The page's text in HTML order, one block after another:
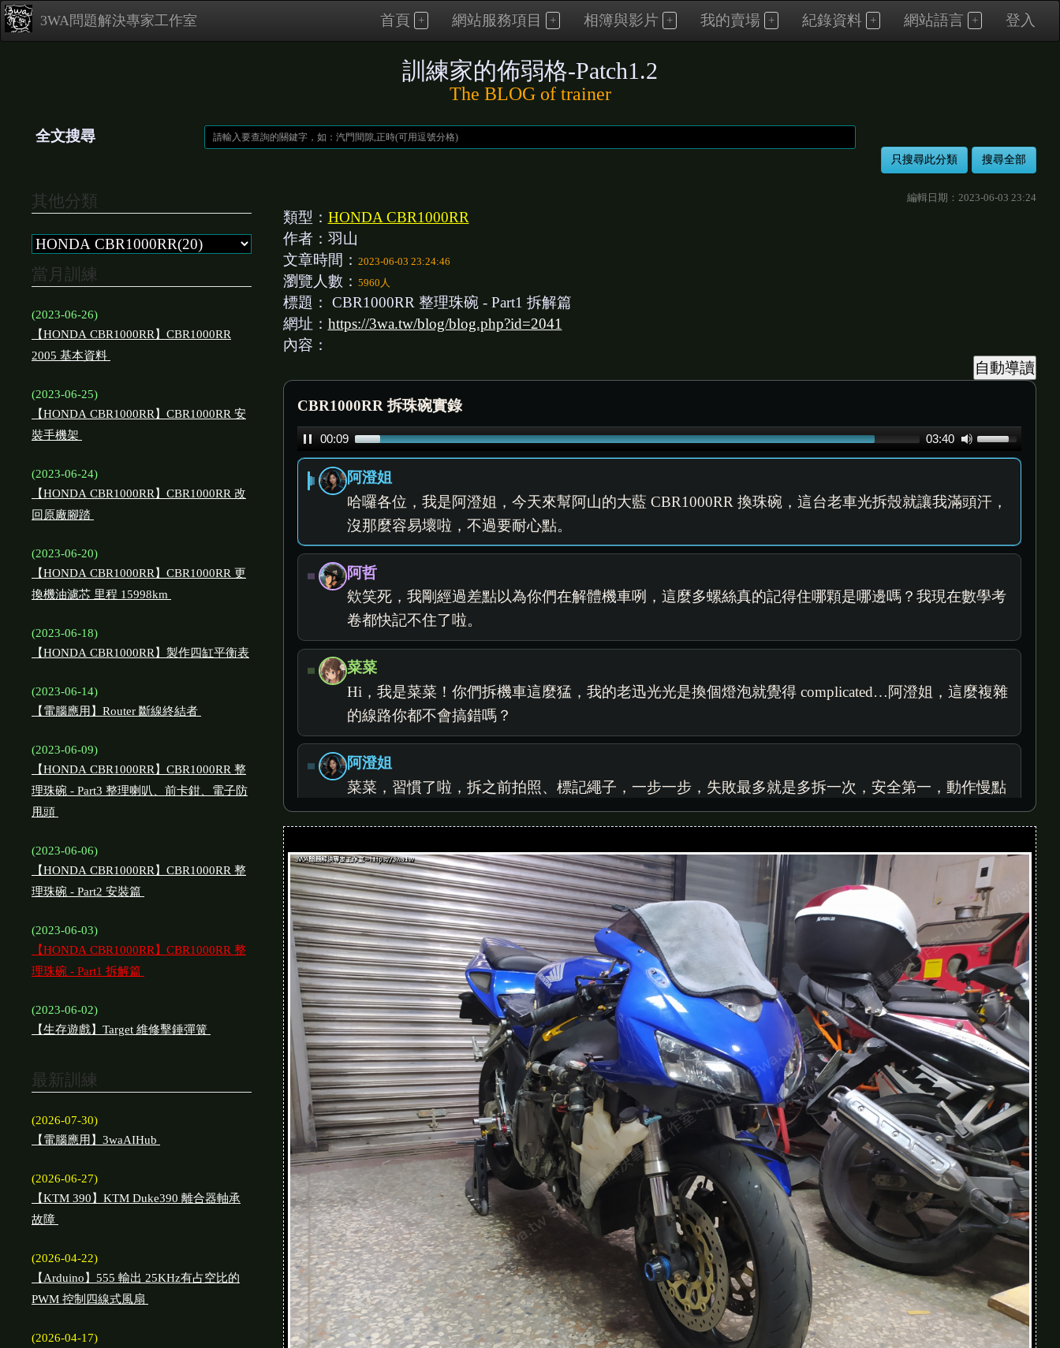
3WA問題解決專家工作室 首頁 網站服務項目 相簿與影片 我的賣場 紀錄資料 網站語言 登入
訓練家的佈弱格-Patch1.2
The BLOG of trainer
全文搜尋
編輯日期：2023-06-03 23:24
類型： HONDA CBR1000RR
作者：羽山
文章時間： 2023-06-03 23:24:46
瀏覽人數： 5960人
標題： CBR1000RR 整理珠碗 - Part1 拆解篇
網址： https://3wa.tw/blog/blog.php?id=2041
內容：
CBR1000RR 拆珠碗實錄
Audio
Player
00:12 03:40
Use
Up/Down
keys
increase
decrease
volume.
阿澄姐
哈囉各位，我是阿澄姐，今天來幫阿山的大藍 CBR1000RR 換珠碗，這台老車光拆殼就讓我滿頭汗，
沒那麼容易壞啦，不過要耐心點。
阿哲
欸笑死，我剛經過差點以為你們在解體機車咧，這麼多螺絲真的記得住哪顆是哪邊嗎？我現在數學考
卷都快記不住了啦。
菜菜
Hi，我是菜菜！你們拆機車這麼猛，我的老迅光光是換個燈泡就覺得 complicated…阿澄姐，這麼複雜
的線路你都不會搞錯嗎？
阿澄姐
菜菜，習慣了啦，拆之前拍照、標記繩子，一步一步，失敗最多就是多拆一次，安全第一，動作慢點
沒關係。
丫賢
大家好，我是丫賢。阿澄姐，這 CBR1000RR 的珠碗要拆到三角台都分層了，真的假的？我平常只敢
拆腳踏車頭碗，這感覺門檻超高。
阿澄姐
丫賢，其實重機也是一樣道理，只是零件大顆重量重，但步驟都差不多。用自製架撐車，比想像中還
穩，沒那麼難，重點是工具跟確定每顆螺絲有回家。
菜菜
我有看到你們在用什麼角鋼、焊接什麼的，這樣真的不會弄壞車嗎？我爸看到一定說這樣車會報銷
欸…
丫賢
嗯…對對對…我也很怕失手，阿澄姐你那個自製支架有什麼特別要注意的地方嗎？還是一般人還是別
輕易嘗試好了？
阿澄姐
如果沒經驗還是建議先用現成工具喔，自製零件要量好尺寸，結構要穩，最好有老手旁邊顧，安全優
先。失敗案例我看多了，真的別硬上。
阿哲
其他分類
當月訓練
(2023-06-26)
【HONDA CBR1000RR】CBR1000RR
2005 基本資料
(2023-06-25)
【HONDA CBR1000RR】CBR1000RR 安
裝手機架
(2023-06-24)
【HONDA CBR1000RR】CBR1000RR 改
回原廠腳踏
(2023-06-20)
【HONDA CBR1000RR】CBR1000RR 更
換機油濾芯 里程 15998km
(2023-06-18)
【HONDA CBR1000RR】製作四缸平衡表
(2023-06-14)
【電腦應用】Router 斷線終結者
(2023-06-09)
【HONDA CBR1000RR】CBR1000RR 整
理珠碗 - Part3 整理喇叭、前卡鉗、電子防
甩頭
(2023-06-06)
【HONDA CBR1000RR】CBR1000RR 整
理珠碗 - Part2 安裝篇
(2023-06-03)
【HONDA CBR1000RR】CBR1000RR 整
理珠碗 - Part1 拆解篇
(2023-06-02)
【生存遊戲】Target 維修擊錘彈簧
最新訓練
(2026-07-30)
【電腦應用】3waAIHub
(2026-06-27)
【KTM 390】KTM Duke390 離合器軸承
故障
(2026-04-22)
【Arduino】555 輸出 25KHz有占空比的
PWM 控制四線式風扇
(2026-04-17)